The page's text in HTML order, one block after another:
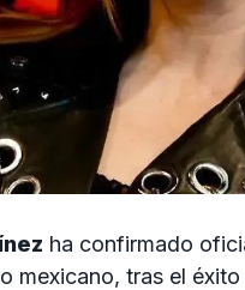
ha confirmado
mexicano, tras el